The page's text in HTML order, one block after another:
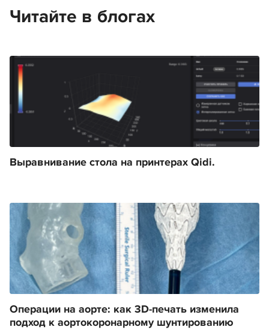
Читайте в блогах
Выравнивание стола на принтерах Qidi.
Операции на аорте: как 3D-печать изменила
подход к аортокоронарному шунтированию